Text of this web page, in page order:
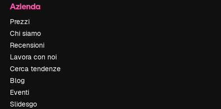
Azienda
Prezzi
Chi siamo
Recensioni
Lavora con noi
Cerca tendenze
Blog
Eventi
Slidesgo